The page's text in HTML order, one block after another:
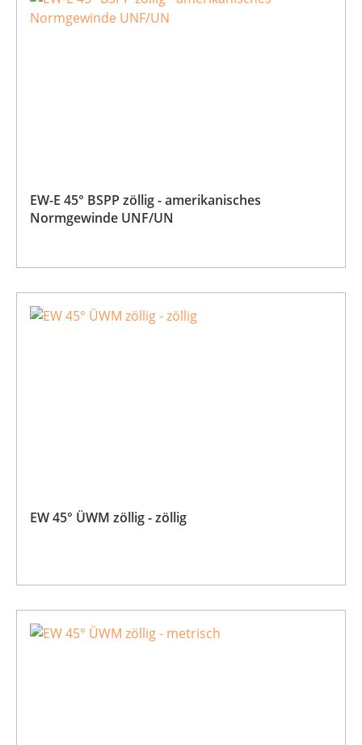
EW-E 45° BSPP zöllig - amerikanisches
Normgewinde UNF/UN
EW 45° ÜWM zöllig - zöllig